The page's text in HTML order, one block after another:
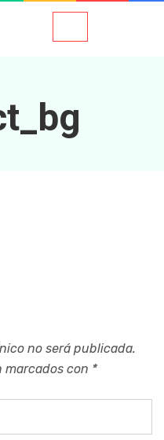
no será publicada.
marcados con *